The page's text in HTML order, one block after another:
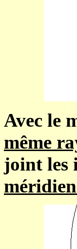
Avec le
même
joint les